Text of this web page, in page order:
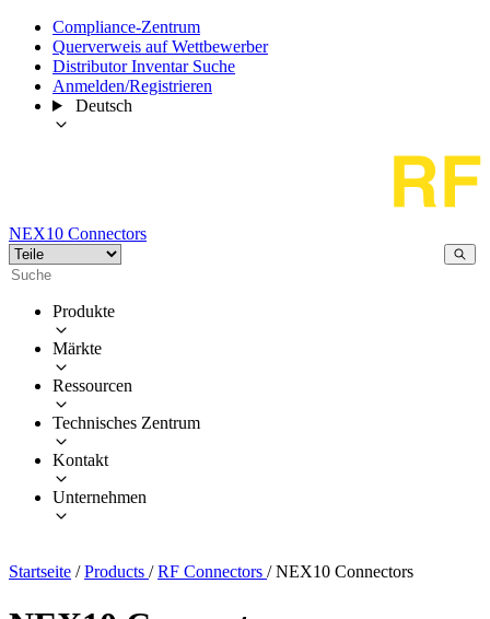
Compliance-Zentrum
Querverweis auf Wettbewerber
Distributor Inventar Suche
Anmelden/Registrieren
Deutsch
NEX10 Connectors
Produkte
Märkte
Ressourcen
Technisches Zentrum
Kontakt
Unternehmen
Startseite / Products / RF Connectors / NEX10 Connectors